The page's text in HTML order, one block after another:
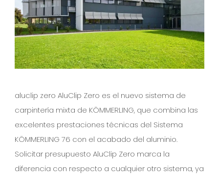
aluclip zero AluClip Zero es el nuevo sistema de
carpintería mixta de KÖMMERLING, que combina las
excelentes prestaciones técnicas del Sistema
KÖMMERLING 76 con el acabado del aluminio.
Solicitar presupuesto AluClip Zero marca la
diferencia con respecto a cualquier otro sistema, ya